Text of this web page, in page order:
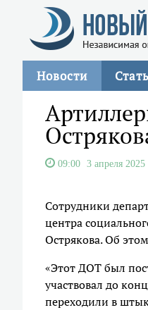
Новости
09:00 3 апреля 2025
Сотрудники
центра
Острякова. Об
«Этот ДОТ был
участвовал до
переходили в